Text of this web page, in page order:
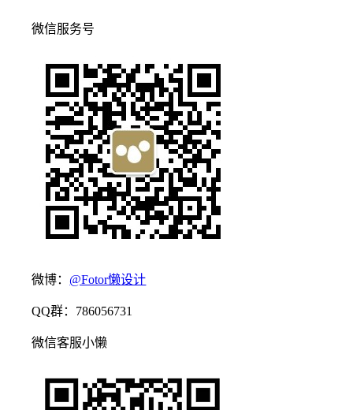
微信服务号
微博： @Fotor懒设计
QQ群：786056731
微信客服小懒